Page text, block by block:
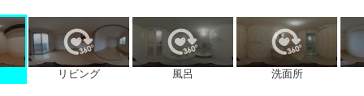
リビング 風呂 洗面所